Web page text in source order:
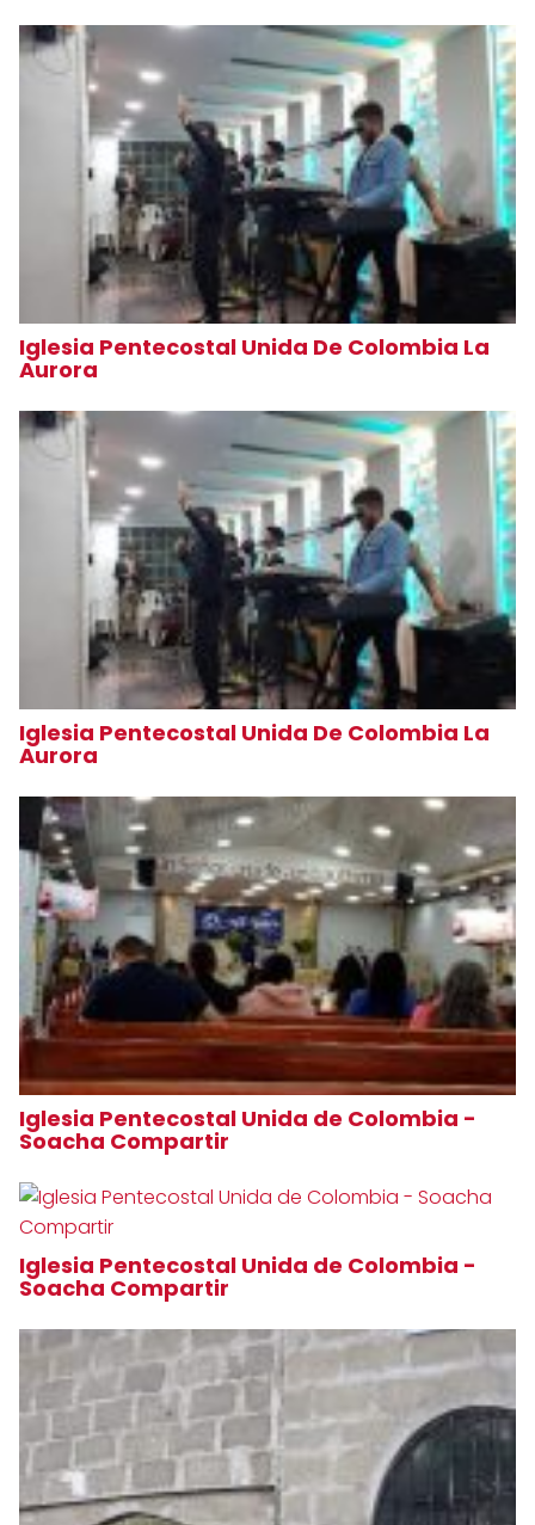
Iglesia Pentecostal Unida De Colombia La
Aurora
Iglesia Pentecostal Unida De Colombia La
Aurora
Iglesia Pentecostal Unida de Colombia -
Soacha Compartir
Iglesia Pentecostal Unida de Colombia -
Soacha Compartir